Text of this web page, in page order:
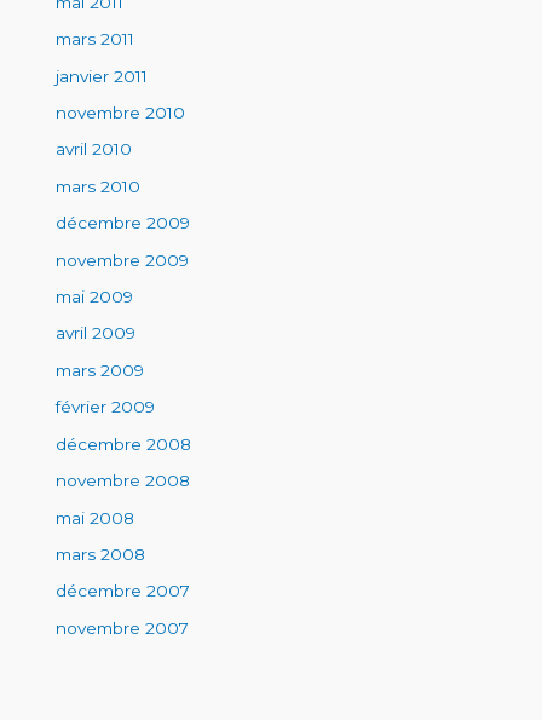
mars 2011
janvier 2011
novembre 2010
avril 2010
mars 2010
décembre 2009
novembre 2009
mai 2009
avril 2009
mars 2009
février 2009
décembre 2008
novembre 2008
mai 2008
mars 2008
décembre 2007
novembre 2007